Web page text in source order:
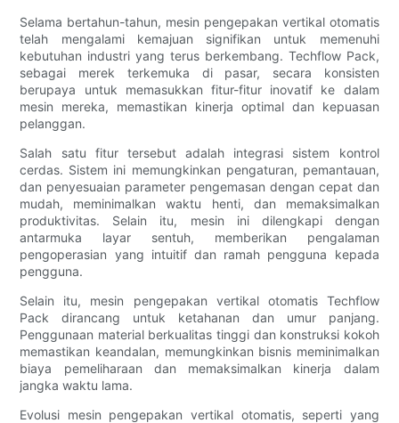
Selama bertahun-tahun, mesin pengepakan vertikal otomatis
telah mengalami kemajuan signifikan untuk memenuhi
kebutuhan industri yang terus berkembang. Techflow Pack,
sebagai merek terkemuka di pasar, secara konsisten
berupaya untuk memasukkan fitur-fitur inovatif ke dalam
mesin mereka, memastikan kinerja optimal dan kepuasan
pelanggan.
Salah satu fitur tersebut adalah integrasi sistem kontrol
cerdas. Sistem ini memungkinkan pengaturan, pemantauan,
dan penyesuaian parameter pengemasan dengan cepat dan
mudah, meminimalkan waktu henti, dan memaksimalkan
produktivitas. Selain itu, mesin ini dilengkapi dengan
antarmuka layar sentuh, memberikan pengalaman
pengoperasian yang intuitif dan ramah pengguna kepada
pengguna.
Selain itu, mesin pengepakan vertikal otomatis Techflow
Pack dirancang untuk ketahanan dan umur panjang.
Penggunaan material berkualitas tinggi dan konstruksi kokoh
memastikan keandalan, memungkinkan bisnis meminimalkan
biaya pemeliharaan dan memaksimalkan kinerja dalam
jangka waktu lama.
Evolusi mesin pengepakan vertikal otomatis, seperti yang